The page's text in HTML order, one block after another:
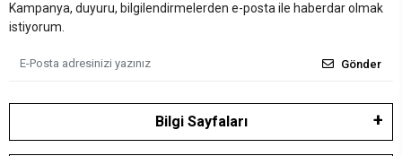
Kampanya, duyuru, bilgilendirmelerden e-posta ile haberdar olmak
istiyorum.
Gönder
Bilgi Sayfaları